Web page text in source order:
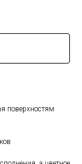
поверхностям